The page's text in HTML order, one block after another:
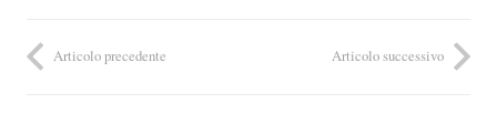
Articolo precedente Articolo successivo